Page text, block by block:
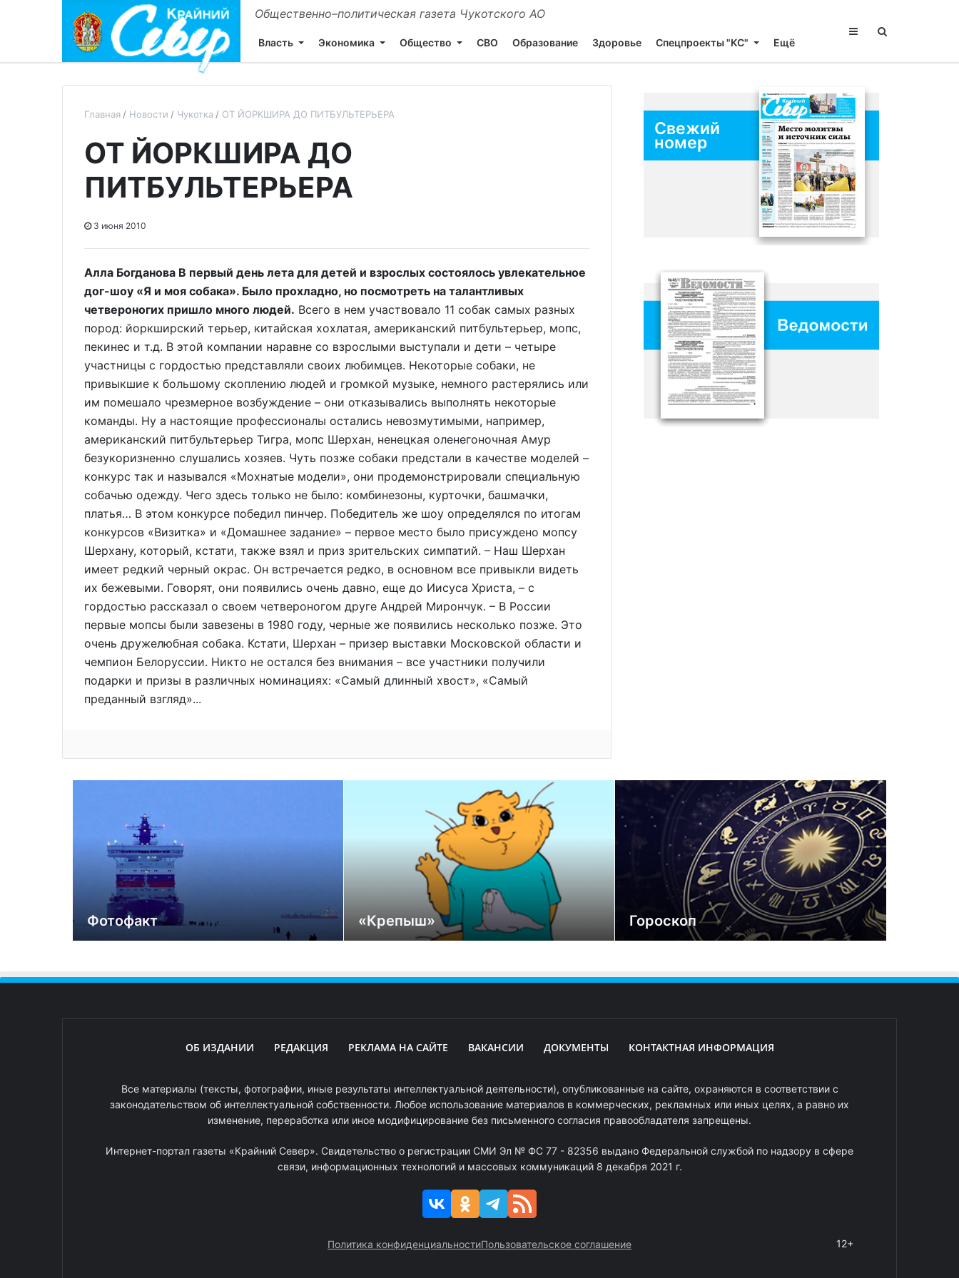
Общественно–политическая газета Чукотского АО
Власть Экономика Общество СВО Образование Здоровье Спецпроекты "КС" Ещё
Главная Новости Чукотка ОТ ЙОРКШИРА ДО ПИТБУЛЬТЕРЬЕРА
ОТ ЙОРКШИРА ДО
ПИТБУЛЬТЕРЬЕРА
3 июня 2010
Алла Богданова В первый день лета для детей и взрослых состоялось увлекательное
дог-шоу «Я и моя собака». Было прохладно, но посмотреть на талантливых
четвероногих пришло много людей. Всего в нем участвовало 11 собак самых разных
пород: йоркширский терьер, китайская хохлатая, американский питбультерьер, мопс,
пекинес и т.д. В этой компании наравне со взрослыми выступали и дети – четыре
участницы с гордостью представляли своих любимцев. Некоторые собаки, не
привыкшие к большому скоплению людей и громкой музыке, немного растерялись или
им помешало чрезмерное возбуждение – они отказывались выполнять некоторые
команды. Ну а настоящие профессионалы остались невозмутимыми, например,
американский питбультерьер Тигра, мопс Шерхан, ненецкая оленегоночная Амур
безукоризненно слушались хозяев. Чуть позже собаки предстали в качестве моделей –
конкурс так и назывался «Мохнатые модели», они продемонстрировали специальную
собачью одежду. Чего здесь только не было: комбинезоны, курточки, башмачки,
платья… В этом конкурсе победил пинчер. Победитель же шоу определялся по итогам
конкурсов «Визитка» и «Домашнее задание» – первое место было присуждено мопсу
Шерхану, который, кстати, также взял и приз зрительских симпатий. – Наш Шерхан
имеет редкий черный окрас. Он встречается редко, в основном все привыкли видеть
их бежевыми. Говорят, они появились очень давно, еще до Иисуса Христа, – с
гордостью рассказал о своем четвероногом друге Андрей Мирончук. – В России
первые мопсы были завезены в 1980 году, черные же появились несколько позже. Это
очень дружелюбная собака. Кстати, Шерхан – призер выставки Московской области и
чемпион Белоруссии. Никто не остался без внимания – все участники получили
подарки и призы в различных номинациях: «Самый длинный хвост», «Самый
преданный взгляд»...
Свежий
номер
Фотофакт «Крепыш» Гороскоп
ОБ ИЗДАНИИ РЕДАКЦИЯ РЕКЛАМА НА САЙТЕ ВАКАНСИИ ДОКУМЕНТЫ КОНТАКТНАЯ ИНФОРМАЦИЯ
Все материалы (тексты, фотографии, иные результаты интеллектуальной деятельности), опубликованные на сайте, охраняются в соответствии с
законодательством об интеллектуальной собственности. Любое использование материалов в коммерческих, рекламных или иных целях, а равно их
изменение, переработка или иное модифицирование без письменного согласия правообладателя запрещены.
Интернет-портал газеты «Крайний Север». Свидетельство о регистрации СМИ Эл № ФС 77 - 82356 выдано Федеральной службой по надзору в сфере
связи, информационных технологий и массовых коммуникаций 8 декабря 2021 г.
Политика конфиденциальностиПользовательское соглашение 12+